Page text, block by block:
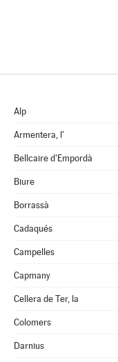
Alp
Armentera, l'
Bellcaire d'Empordà
Biure
Borrassà
Cadaqués
Campelles
Capmany
Cellera de Ter, la
Colomers
Darnius